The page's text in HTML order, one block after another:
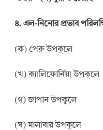
৪. এল-নিনোর প্রভাব
(ক) পেরু উপকূলে
(খ) ক্যালিফোর্নিয়া উপকূলে
(গ) জাপান উপকূলে
(ঘ) মালাবার উপকূলে